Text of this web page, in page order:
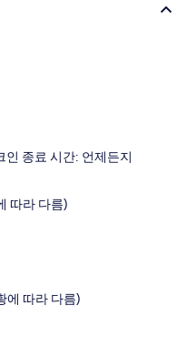
인 종료 시간: 언제든지
따라 다름)
에 따라 다름)